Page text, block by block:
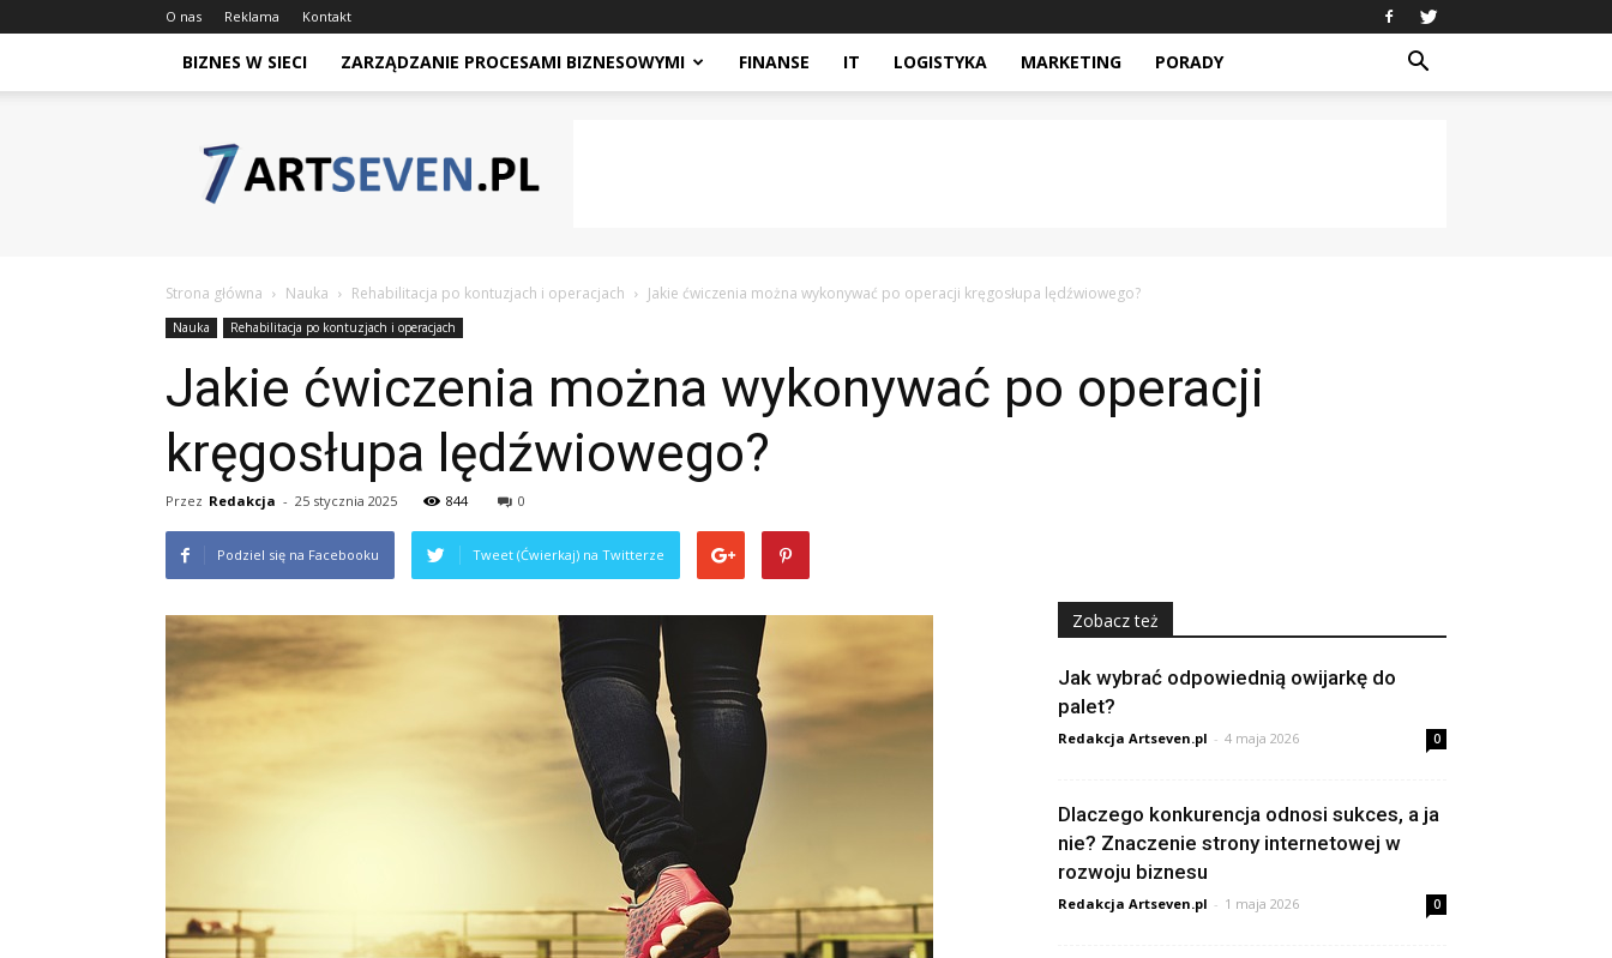
O nas Reklama Kontakt
BIZNES W SIECI ZARZĄDZANIE PROCESAMI BIZNESOWYMI FINANSE IT LOGISTYKA MARKETING PORADY
Strona główna Nauka Rehabilitacja po kontuzjach i operacjach Jakie ćwiczenia można wykonywać po operacji kręgosłupa lędźwiowego?
Nauka Rehabilitacja po kontuzjach i operacjach
Jakie ćwiczenia można wykonywać po operacji
kręgosłupa lędźwiowego?
Przez Redakcja - 25 stycznia 2025 844 0
Podziel się na Facebooku Tweet (Ćwierkaj) na Twitterze
Zobacz też
Jak wybrać odpowiednią owijarkę do
palet?
Redakcja Artseven.pl - 4 maja 2026 0
Dlaczego konkurencja odnosi sukces, a ja
nie? Znaczenie strony internetowej w
rozwoju biznesu
Redakcja Artseven.pl - 1 maja 2026 0